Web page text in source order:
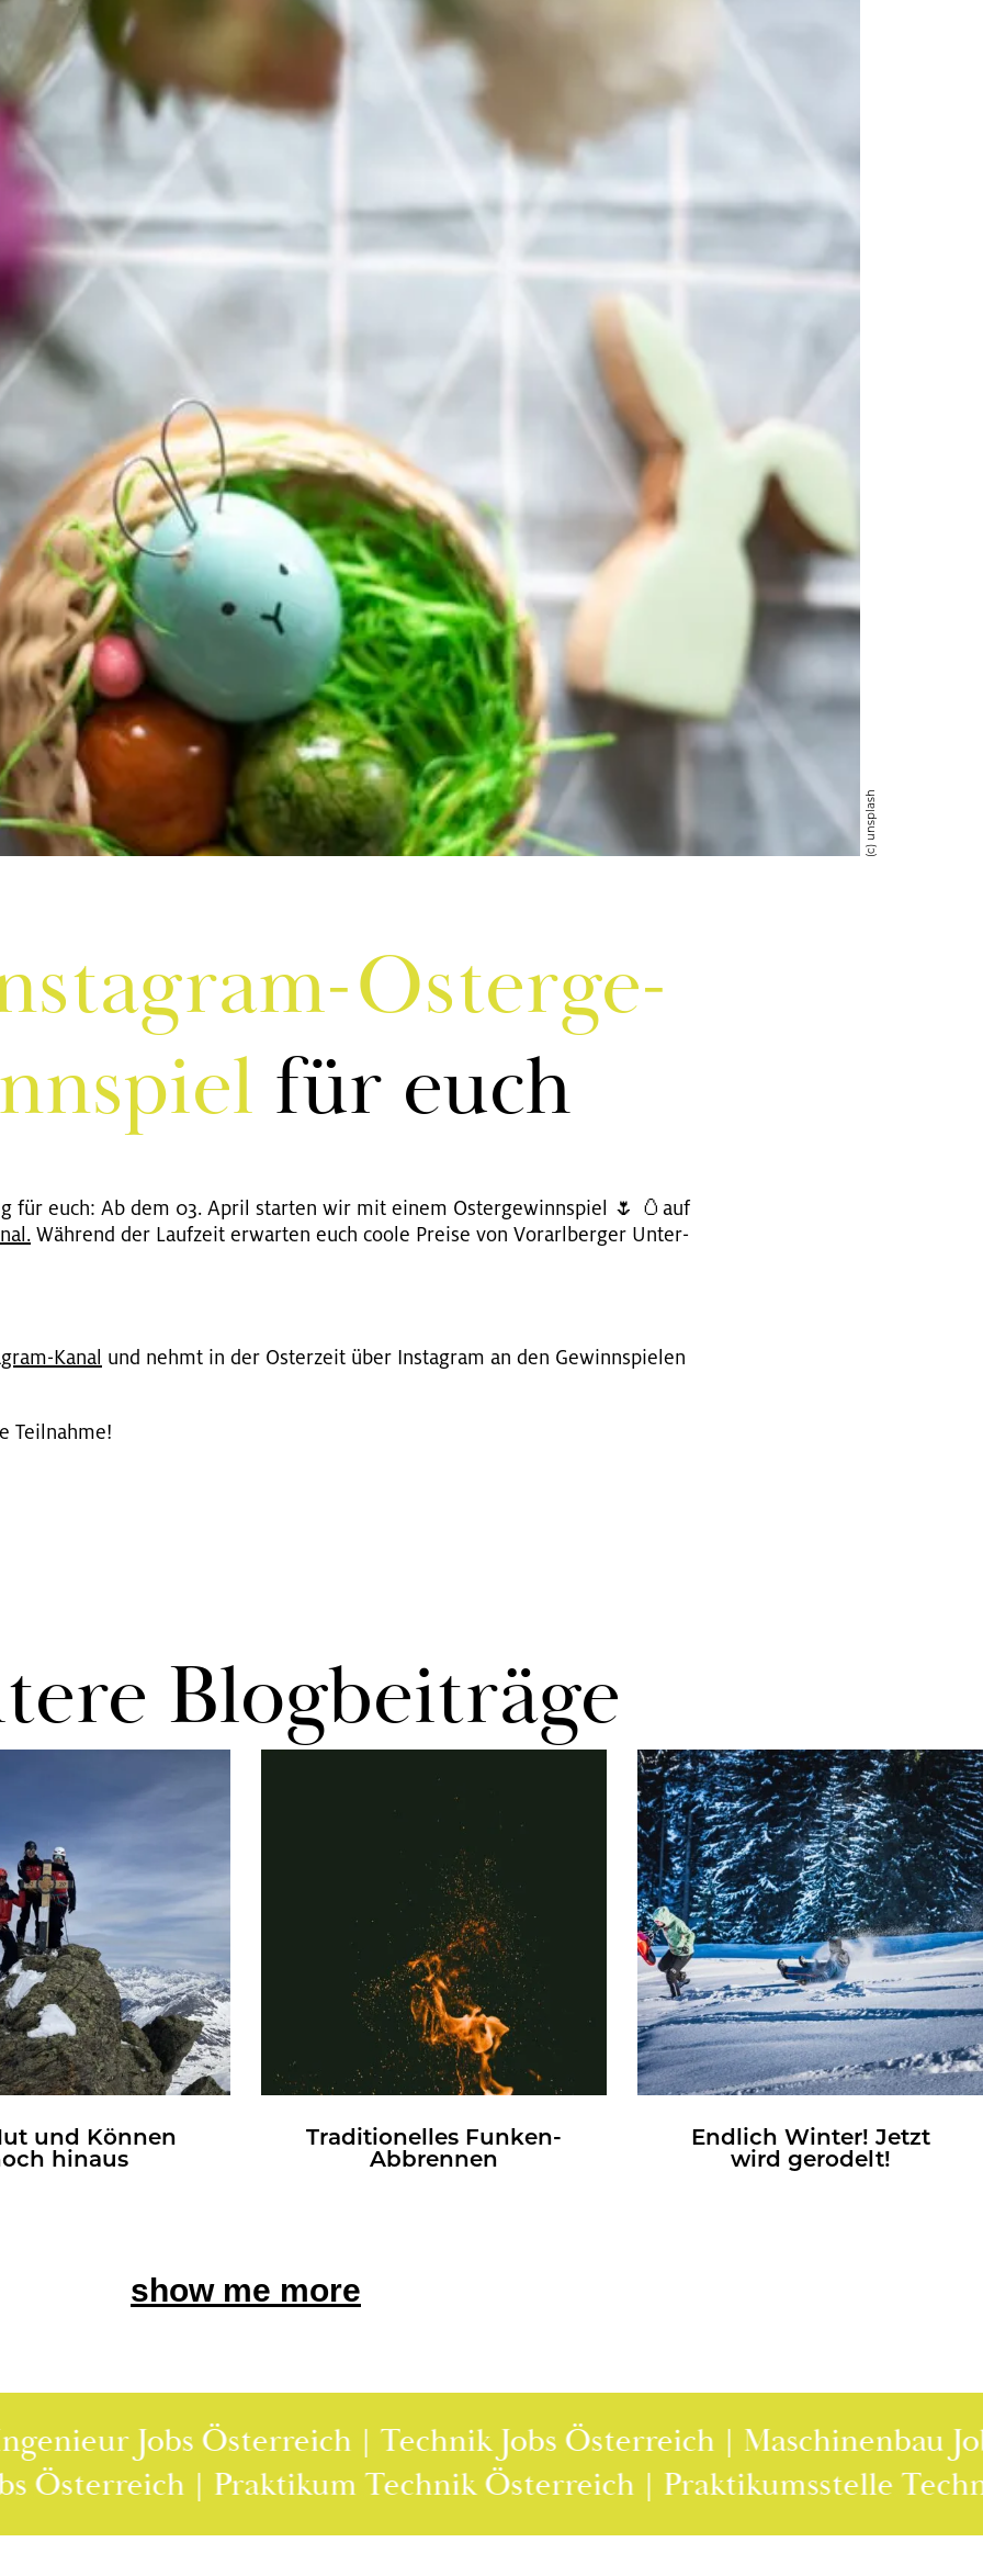
(c) unsplash
Os­ter­ge­
für euch
für euch: Ab dem 03. April star­ten wir mit einem Os­ter­ge­winn­spiel 🌷 🥚auf
Wäh­rend der Lauf­zeit er­war­ten euch coole Prei­se von Vor­arl­ber­ger Un­ter­
Kanal und nehmt in der Os­ter­zeit über In­sta­gram an den Ge­winn­spie­len
Teil­nah­me!
Blog­bei­trä­ge
und Kön­nen
hin­aus
Tra­di­tio­nel­les Fun­ken-
Ab­bren­nen
End­lich Win­ter! Jetzt
wird ge­ro­delt!
show me more
Jobs Österreich | Technik Jobs Österreich | Maschinenbau
| Praktikum Technik